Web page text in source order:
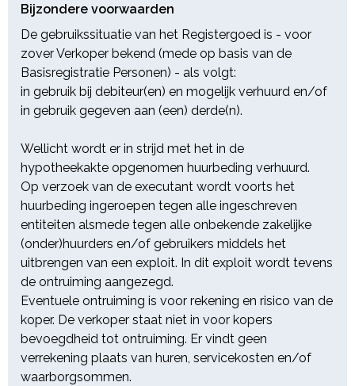
toepassing is, omdat het
registergoed zal worden gebruikt
als eigen woning; dan zal er bij de
Belastingdienst bezwaar moeten
worden gemaakt. Ten aanzien van
de veiling wordt steeds het tarief
Voor rekening van koper komt:
- het notarieel honorarium;
- de kadastrale kosten, alsmede de
kosten van de kadastrale
recherches;
- de eventuele ontruimingskosten;
De openbare executoriale verkoop
geschiedt overeenkomstig de
Algemene Voorwaarden voor
Executieverkopen 2017 (AVVE),
voor zover daarvan in de
Bijzondere voorwaarden
De gebruikssituatie van het Registergoed is - voor
zover Verkoper bekend (mede op basis van de
Basisregistratie Personen) - als volgt:
in gebruik bij debiteur(en) en mogelijk verhuurd en/of
in gebruik gegeven aan (een) derde(n).
Wellicht wordt er in strijd met het in de
hypotheekakte opgenomen huurbeding verhuurd.
Op verzoek van de executant wordt voorts het
huurbeding ingeroepen tegen alle ingeschreven
entiteiten alsmede tegen alle onbekende zakelijke
(onder)huurders en/of gebruikers middels het
uitbrengen van een exploit. In dit exploit wordt tevens
de ontruiming aangezegd.
Eventuele ontruiming is voor rekening en risico van de
koper. De verkoper staat niet in voor kopers
bevoegdheid tot ontruiming. Er vindt geen
verrekening plaats van huren, servicekosten en/of
waarborgsommen.